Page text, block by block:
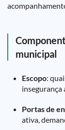
municipal
Escopo:
insegurança
Portas de
ativa,